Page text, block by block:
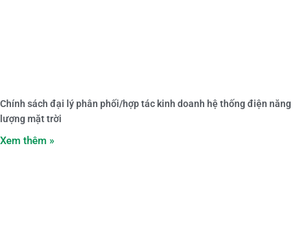
Chính sách đại lý phân phối/hợp tác kinh doanh hệ thống điện năng
lượng mặt trời
Xem thêm »